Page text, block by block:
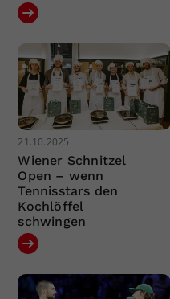
21.10.2025
Wiener Schnitzel
Open – wenn
Tennisstars den
Kochlöffel
schwingen